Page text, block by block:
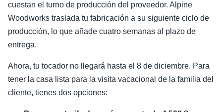
cuestan el turno de producción del proveedor. Alpine
Woodworks traslada tu fabricación a su siguiente ciclo de
producción, lo que añade cuatro semanas al plazo de
entrega.
Ahora, tu tocador no llegará hasta el 8 de diciembre. Para
tener la casa lista para la visita vacacional de la familia del
cliente, tienes dos opciones: